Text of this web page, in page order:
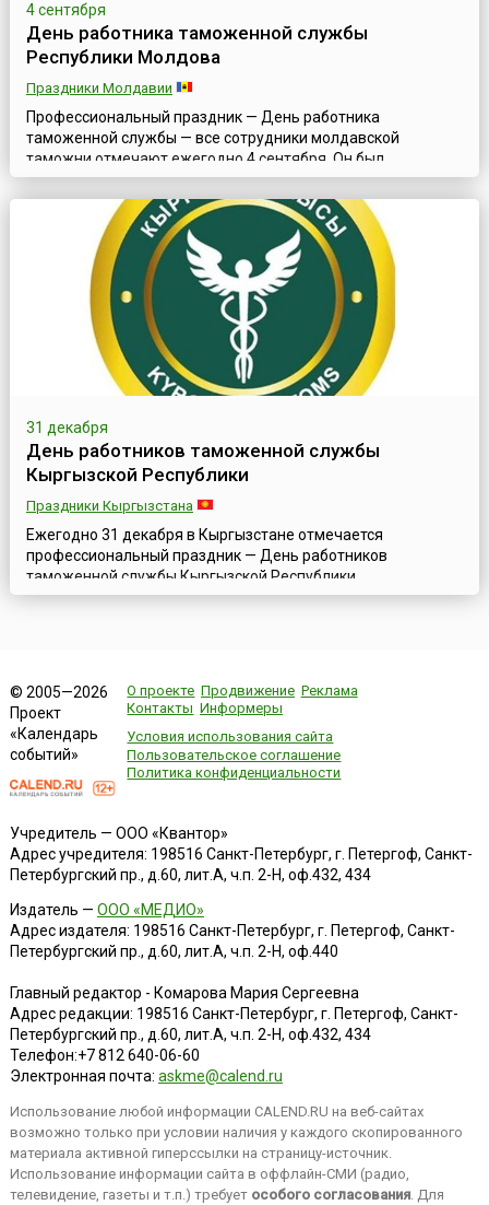
4 сентября
День работника таможенной службы
Республики Молдова
Праздники Молдавии
Профессиональный праздник — День работника
таможенной службы — все сотрудники молдавской
таможни отмечают ежегодно 4 сентября. Он был
установлен указом президента страны № 262 от 15 августа
1995 года в ознаменование годовщины создания данного
ведомства в независимой Молдове в 1991 году.История
деятельности таможенной системы Республики Молдовы
начинается сразу же после провозглашения независим...
31 декабря
День работников таможенной службы
Кыргызской Республики
Праздники Кыргызстана
Ежегодно 31 декабря в Кыргызстане отмечается
профессиональный праздник — День работников
таможенной службы Кыргызской Республики,
установленный постановлением Правительства страны №
Кыргызстан» от 3...
© 2005—2026
Проект
«Календарь
событий»
О проекте Продвижение Реклама
Контакты Информеры
Условия использования сайта
Пользовательское соглашение
Политика конфиденциальности
Учредитель — ООО «Квантор»
Адрес учредителя: 198516 Санкт-Петербург, г. Петергоф, Санкт-
Петербургский пр., д.60, лит.А, ч.п. 2-Н, оф.432, 434
Издатель — ООО «МЕДИО»
Адрес издателя: 198516 Санкт-Петербург, г. Петергоф, Санкт-
Петербургский пр., д.60, лит.А, ч.п. 2-Н, оф.440
Главный редактор - Комарова Мария Сергеевна
Адрес редакции: 198516 Санкт-Петербург, г. Петергоф, Санкт-
Петербургский пр., д.60, лит.А, ч.п. 2-Н, оф.432, 434
Телефон:+7 812 640-06-60
Электронная почта: askme@calend.ru
Использование любой информации CALEND.RU на веб-сайтах
возможно только при условии наличия у каждого скопированного
материала активной гиперссылки на страницу-источник.
Использование информации сайта в оффлайн-СМИ (радио,
телевидение, газеты и т.п.) требует особого согласования. Для